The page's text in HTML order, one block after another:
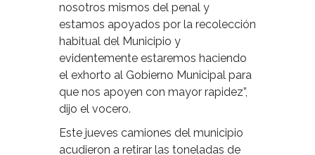
nosotros mismos del penal y
estamos apoyados por la recolección
habitual del Municipio y
evidentemente estaremos haciendo
el exhorto al Gobierno Municipal para
que nos apoyen con mayor rapidez”,
dijo el vocero.
Este jueves camiones del municipio
acudieron a retirar las toneladas de